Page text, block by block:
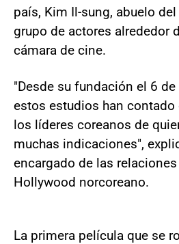
país, Kim Il-sung, abuelo
grupo de actores alrededor
cámara de cine.
"Desde su fundación el 6
estos estudios han
los líderes coreanos de
muchas indicaciones",
encargado de las
Hollywood norcoreano.
La primera película que se